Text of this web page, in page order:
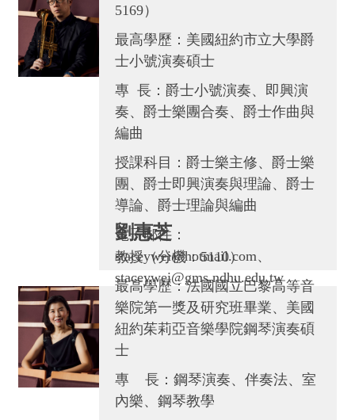
5169）
最高學歷：美國紐約市立大學爵
士小號演奏碩士
專 長：爵士小號演奏、即興演
奏、爵士樂團合奏、爵士作曲與
編曲
授課科目：爵士樂主修、爵士樂
團、爵士即興演奏與理論、爵士
導論、爵士理論與編曲
電子郵件：
staceywei@hotmail.com、
staceywei@gms.ndhu.edu.tw
劉惠芝
教授（分機：5110）
最高學歷：法國國立巴黎高等音
樂院第一獎及研究班畢業、美國
紐約茱莉亞音樂學院鋼琴演奏碩
士
專 長：鋼琴演奏、伴奏法、室
內樂、鋼琴教學